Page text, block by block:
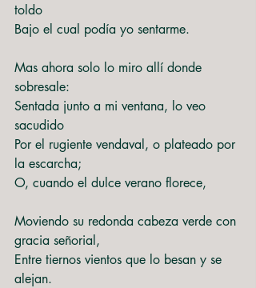
toldo
Bajo el cual podía yo sentarme.
Mas ahora solo lo miro allí donde
sobresale:
Sentada junto a mi ventana, lo veo
sacudido
Por el rugiente vendaval, o plateado por
la escarcha;
O, cuando el dulce verano florece,
Moviendo su redonda cabeza verde con
gracia señorial,
Entre tiernos vientos que lo besan y se
alejan.